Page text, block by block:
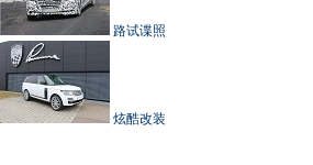
路试谍照
炫酷改装